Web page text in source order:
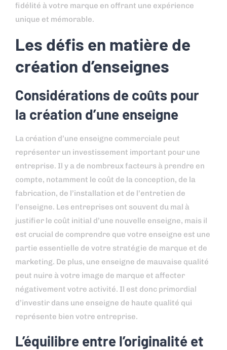
fidélité à votre marque en offrant une expérience
unique et mémorable.
Les défis en matière de
création d’enseignes
Considérations de coûts pour
la création d’une enseigne
La création d’une enseigne commerciale peut
représenter un investissement important pour une
entreprise. Il y a de nombreux facteurs à prendre en
compte, notamment le coût de la conception, de la
fabrication, de l’installation et de l’entretien de
l’enseigne. Les entreprises ont souvent du mal à
justifier le coût initial d’une nouvelle enseigne, mais il
est crucial de comprendre que votre enseigne est une
partie essentielle de votre stratégie de marque et de
marketing. De plus, une enseigne de mauvaise qualité
peut nuire à votre image de marque et affecter
négativement votre activité. Il est donc primordial
d’investir dans une enseigne de haute qualité qui
représente bien votre entreprise.
L’équilibre entre l’originalité et